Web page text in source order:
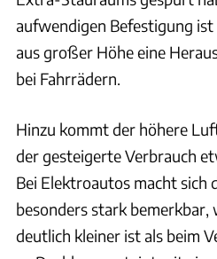
aufwendigen Befestigung
aus großer Höhe eine
bei Fahrrädern.
Hinzu kommt der höhere
der gesteigerte Verbrauch
Bei Elektroautos macht sich
besonders stark
deutlich kleiner ist als beim